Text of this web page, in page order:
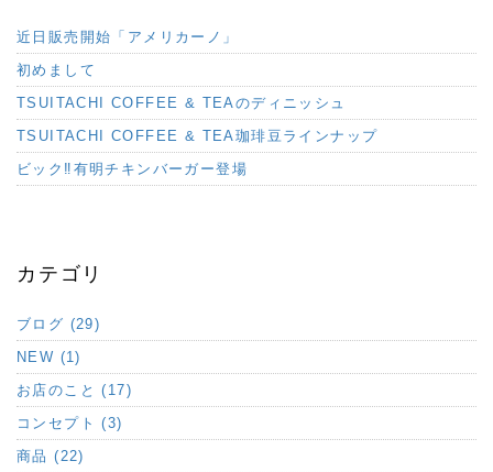
近日販売開始「アメリカーノ」
初めまして
TSUITACHI COFFEE & TEAのディニッシュ
TSUITACHI COFFEE & TEA珈琲豆ラインナップ
ビック‼︎有明チキンバーガー登場
カテゴリ
ブログ (29)
NEW (1)
お店のこと (17)
コンセプト (3)
商品 (22)